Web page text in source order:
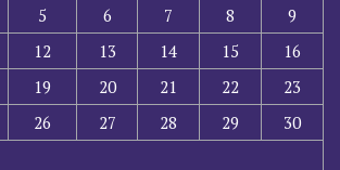
5 6 7 8
9
12 13 14 15
16
19 20 21 22
23
26 27 28 29
30